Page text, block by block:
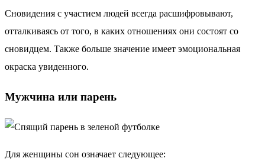
Сновидения с участием людей всегда расшифровывают,
отталкиваясь от того, в каких отношениях они состоят со
сновидцем. Также больше значение имеет эмоциональная
окраска увиденного.
Мужчина или парень
Для женщины сон означает следующее: